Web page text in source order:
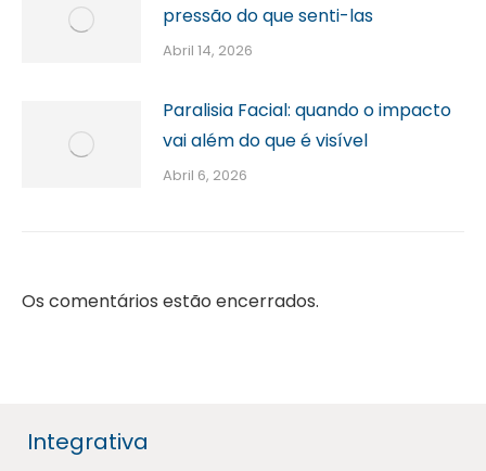
pressão do que senti-las
Abril 14, 2026
Paralisia Facial: quando o impacto
vai além do que é visível
Abril 6, 2026
Os comentários estão encerrados.
Integrativa